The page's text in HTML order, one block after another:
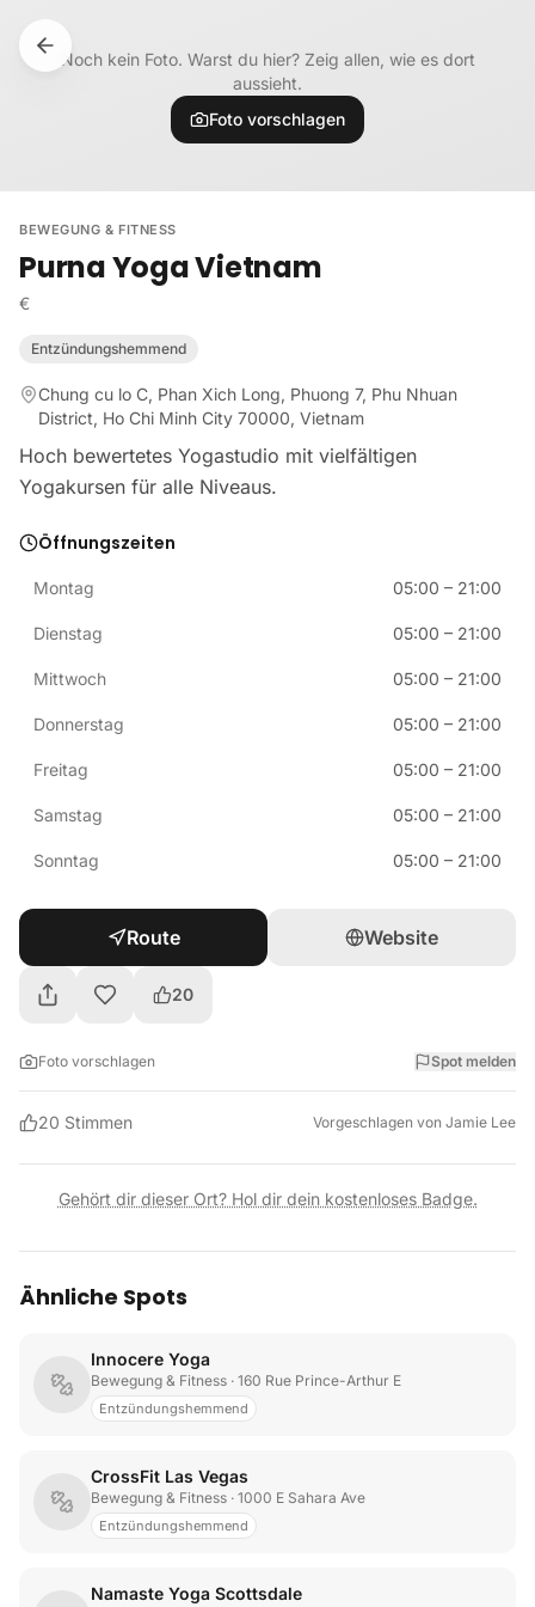
Noch kein Foto. Warst du hier? Zeig allen, wie es dort
aussieht.
Foto vorschlagen
BEWEGUNG & FITNESS
Purna Yoga Vietnam
€
Entzündungshemmend
Chung cu lo C, Phan Xich Long, Phuong 7, Phu Nhuan
District, Ho Chi Minh City 70000, Vietnam
Hoch bewertetes Yogastudio mit vielfältigen
Yogakursen für alle Niveaus.
Öffnungszeiten
Montag 05:00 – 21:00
Dienstag 05:00 – 21:00
Mittwoch 05:00 – 21:00
Donnerstag 05:00 – 21:00
Freitag 05:00 – 21:00
Samstag 05:00 – 21:00
Sonntag 05:00 – 21:00
Route Website
20
Foto vorschlagen Spot melden
20 Stimmen Vorgeschlagen von Jamie Lee
Gehört dir dieser Ort? Hol dir dein kostenloses Badge.
Ähnliche Spots
Innocere Yoga
Bewegung & Fitness · 160 Rue Prince-Arthur E
Entzündungshemmend
CrossFit Las Vegas
Bewegung & Fitness · 1000 E Sahara Ave
Entzündungshemmend
Namaste Yoga Scottsdale